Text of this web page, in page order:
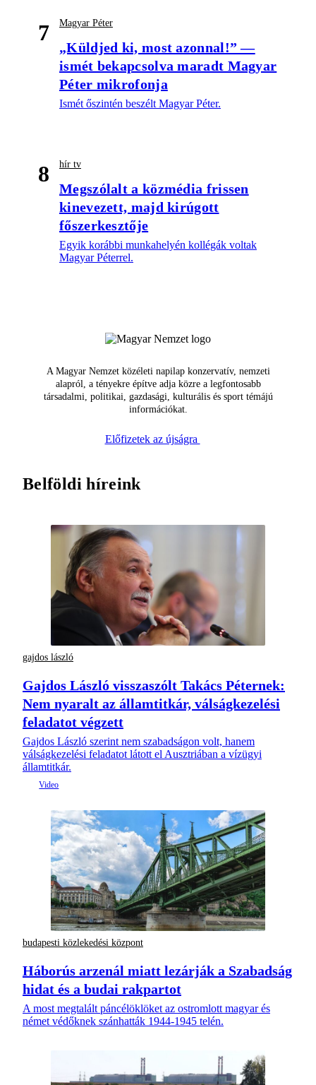
7 Magyar Péter
„Küldjed ki, most azonnal!” —
ismét bekapcsolva maradt Magyar
Péter mikrofonja
Ismét őszintén beszélt Magyar Péter.
8 hír tv
Megszólalt a közmédia frissen
kinevezett, majd kirúgott
főszerkesztője
Egyik korábbi munkahelyén kollégák voltak
Magyar Péterrel.
A Magyar Nemzet közéleti napilap konzervatív, nemzeti
alapról, a tényekre építve adja közre a legfontosabb
társadalmi, politikai, gazdasági, kulturális és sport témájú
információkat.
Előfizetek az újságra
Belföldi híreink
gajdos lászló
Gajdos László visszaszólt Takács Péternek:
Nem nyaralt az államtitkár, válságkezelési
feladatot végzett
Gajdos László szerint nem szabadságon volt, hanem
válságkezelési feladatot látott el Ausztriában a vízügyi
államtitkár.
budapesti közlekedési központ
Háborús arzenál miatt lezárják a Szabadság
hidat és a budai rakpartot
A most megtalált páncélöklöket az ostromlott magyar és
német védőknek szánhatták 1944-1945 telén.